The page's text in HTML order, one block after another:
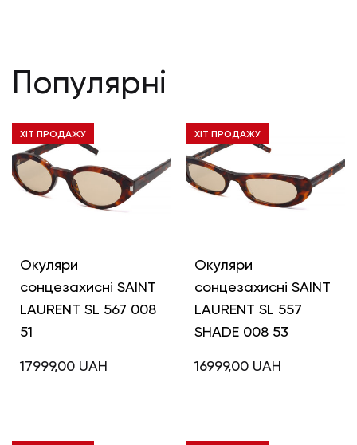
Популярні
ХІТ ПРОДАЖУ
Окуляри
сонцезахисні SAINT
LAURENT SL 567 008
51
17999,00 UAH
ХІТ ПРОДАЖУ
Окуляри
сонцезахисні SAINT
LAURENT SL 557
SHADE 008 53
16999,00 UAH